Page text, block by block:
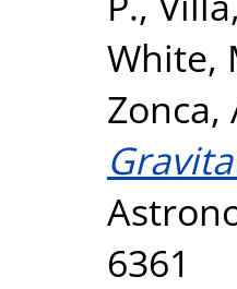
White,
Zonca,
6361